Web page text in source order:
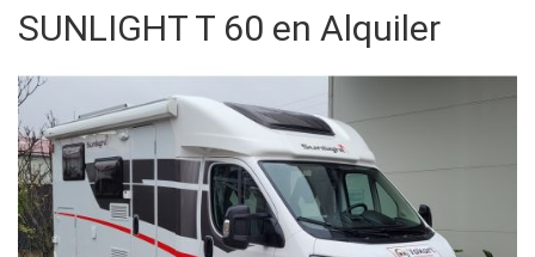
SUNLIGHT T 60 en Alquiler